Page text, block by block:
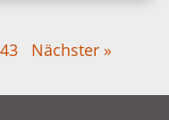
43 Nächster »